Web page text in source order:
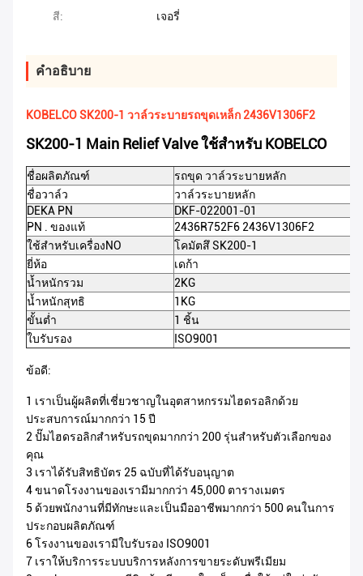
สี: เจอรี่
คําอธิบาย
KOBELCO SK200-1 วาล์วระบายรถขุดเหล็ก 2436V1306F2
SK200-1 Main Relief Valve ใช้สำหรับ KOBELCO
ชื่อผลิตภัณฑ์ รถขุด วาล์วระบายหลัก
ชื่อวาล์ว
วาล์วระบายหลัก
DEKA PN
DKF-022001-01
PN . ของแท้
2436R752F6 2436V1306F2
ใช้สำหรับเครื่องNO
โคมัตสึ SK200-1
ยี่ห้อ
เดก้า
น้ำหนักรวม
2KG
น้ำหนักสุทธิ
1KG
ขั้นต่ำ
1 ชิ้น
ใบรับรอง
ISO9001
ข้อดี:
1 เราเป็นผู้ผลิตที่เชี่ยวชาญในอุตสาหกรรมไฮดรอลิกด้วย
ประสบการณ์มากกว่า 15 ปี
2 ปั๊มไฮดรอลิกสำหรับรถขุดมากกว่า 200 รุ่นสำหรับตัวเลือกของ
คุณ
3 เราได้รับสิทธิบัตร 25 ฉบับที่ได้รับอนุญาต
4 ขนาดโรงงานของเรามีมากกว่า 45,000 ตารางเมตร
5 ด้วยพนักงานที่มีทักษะและเป็นมืออาชีพมากกว่า 500 คนในการ
ประกอบผลิตภัณฑ์
6 โรงงานของเรามีใบรับรอง ISO9001
7 เราให้บริการระบบบริการหลังการขายระดับพรีเมียม